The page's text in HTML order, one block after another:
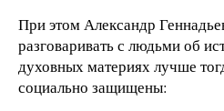
При этом Александр
разговаривать с людьми об
духовных материях лучше
социально защищены: